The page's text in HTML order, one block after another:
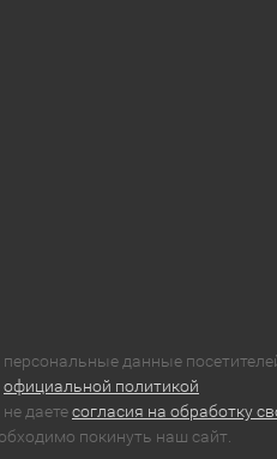
данные
официальной политикой
не даетесогласия на обработку
покинуть наш сайт.